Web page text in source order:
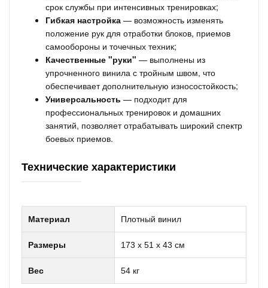
срок службы при интенсивных тренировках;
Гибкая настройка — возможность изменять
положение рук для отработки блоков, приемов
самообороны и точечных техник;
Качественные "руки" — выполнены из
упрочненного винила с тройным швом, что
обеспечивает дополнительную износостойкость;
Универсальность — подходит для
профессиональных тренировок и домашних
занятий, позволяет отрабатывать широкий спектр
боевых приемов.
Технические характеристики
Материал Плотный винил
Размеры 173 х 51 х 43 см
Вес 54 кг